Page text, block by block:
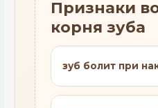
Признаки
корня зуба
зуб болит при